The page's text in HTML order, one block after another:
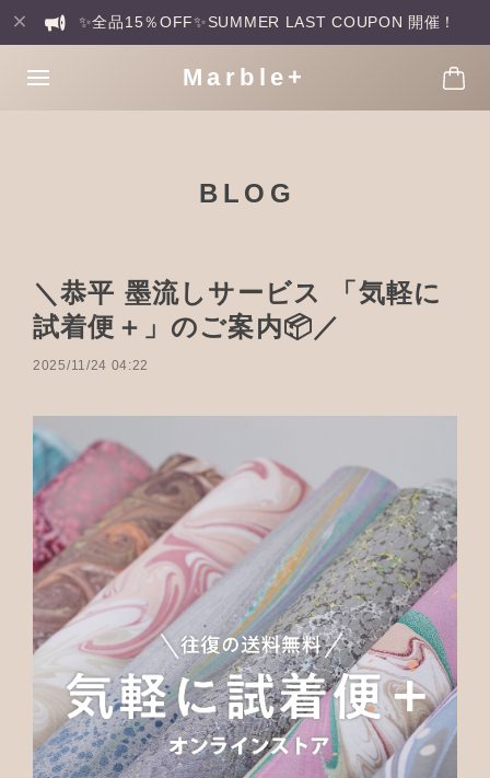
✨全品15％OFF✨SUMMER LAST COUPON 開催！
Marble+
BLOG
＼恭平 墨流しサービス 「気軽に
試着便＋」のご案内📦／
2025/11/24 04:22